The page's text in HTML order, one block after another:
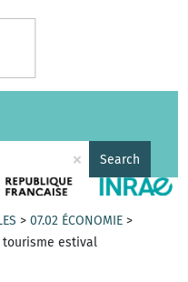
× Search
>07.02 ÉCONOMIE >
tourisme estival